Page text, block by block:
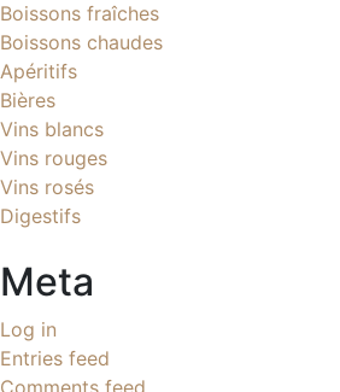
Boissons fraîches
Boissons chaudes
Apéritifs
Bières
Vins blancs
Vins rouges
Vins rosés
Digestifs
Meta
Log in
Entries feed
Comments feed